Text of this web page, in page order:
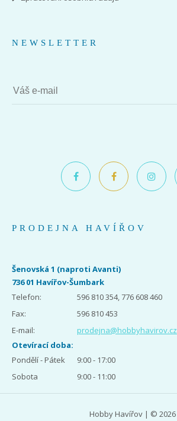
NEWSLETTER
PRODEJNA HAVÍŘOV
Šenovská 1 (naproti Avanti)
736 01 Havířov-Šumbark
Telefon:
596 810 354, 776 608 460
Fax:
596 810 453
E-mail:
prodejna@hobbyhavirov.cz
Otevírací doba:
Pondělí - Pátek
9:00 - 17:00
Sobota
9:00 - 11:00
Hobby Havířov | © 2026